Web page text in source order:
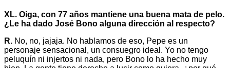
XL. Oiga, con 77 años mantiene una buena mata de pelo.
¿Le ha dado José Bono alguna dirección al respecto?
R. No, no, jajaja. No hablamos de eso, Pepe es un
personaje sensacional, un consuegro ideal. Yo no tengo
peluquín ni injertos ni nada, pero Bono lo ha hecho muy